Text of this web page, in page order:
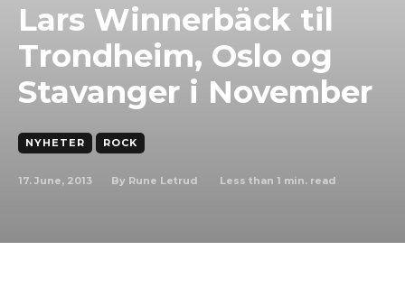
Lars Winnerbäck til
Trondheim, Oslo og
Stavanger i November
NYHETER ROCK
17. June, 2013 By Rune Letrud Less than 1 min. read